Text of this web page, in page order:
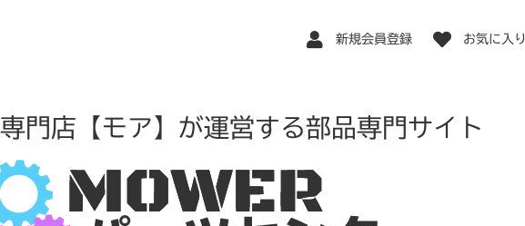
新規会員登録 お気に入り
門店【モア】が運営する部品専門サイト